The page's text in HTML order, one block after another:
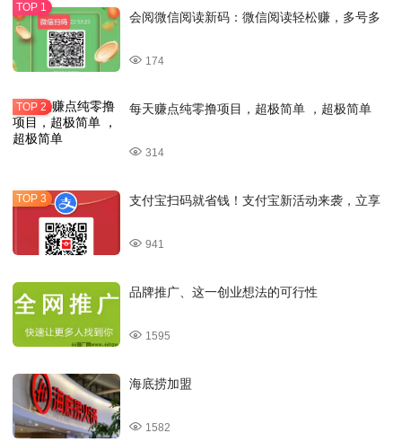
会阅微信阅读新码：微信阅读轻松赚，多号多
174
每天赚点纯零撸项目，超极简单 ，超极简单
314
支付宝扫码就省钱！支付宝新活动来袭，立享
941
品牌推广、这一创业想法的可行性
1595
海底捞加盟
1582